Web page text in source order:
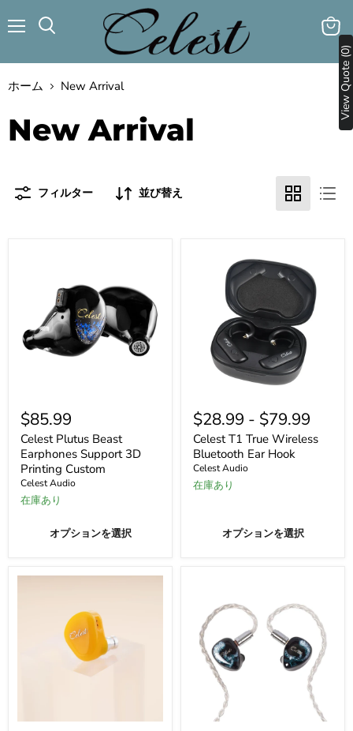
ュ
す
カ
ト
ホーム New Arrival
New Arrival
フィルター 並び替え
Plutus
Beast
Earphones
Support
3D
Printing
Custom
$85.99
Celest Plutus Beast
Earphones Support 3D
Printing Custom
Celest Audio
在庫あり
オプションを選択
T1
True
Wireless
Bluetooth
Ear
Hook
$28.99 - $79.99
Celest T1 True Wireless
Bluetooth Ear Hook
Celest Audio
在庫あり
オプションを選択
View Quote (0)